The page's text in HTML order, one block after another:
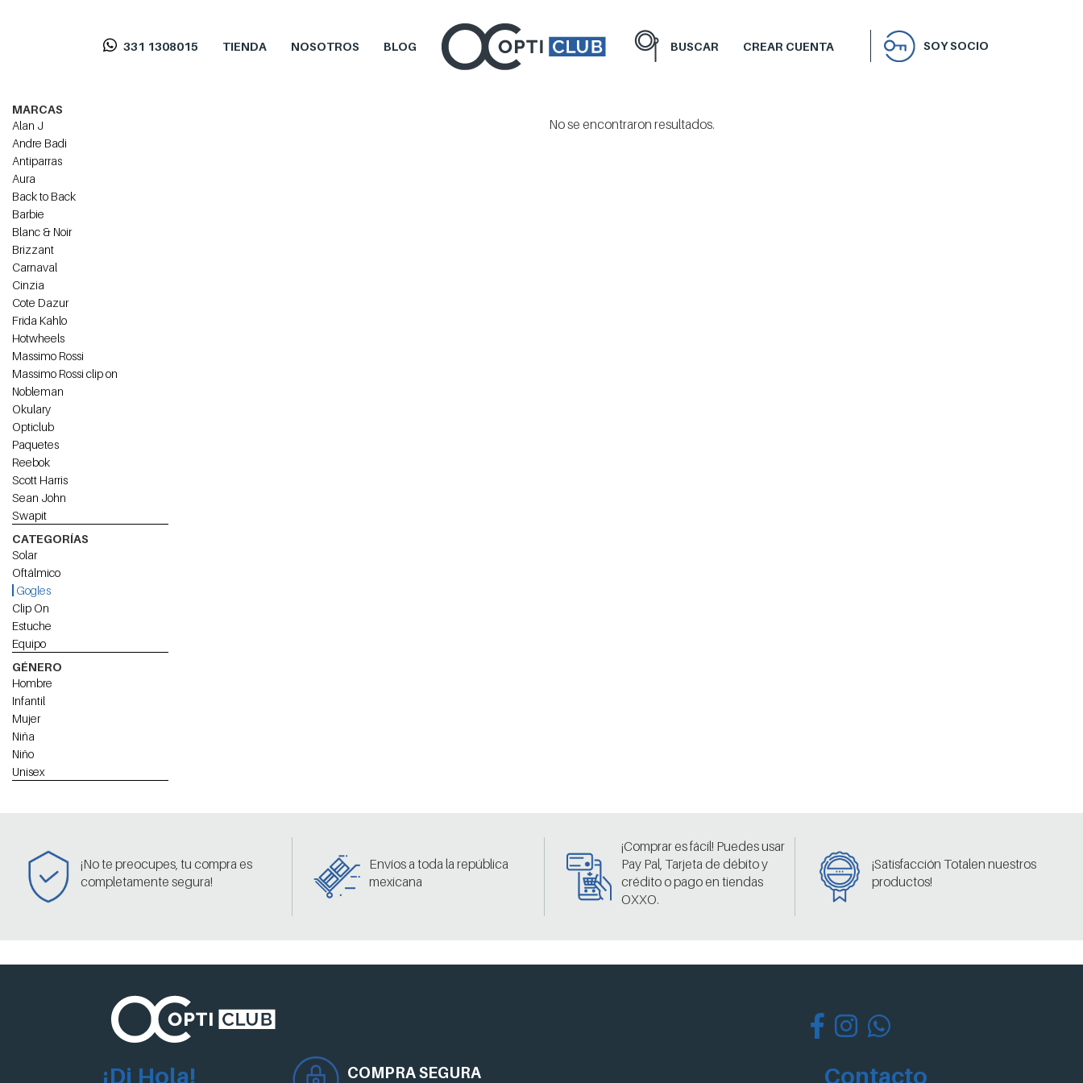
331 1308015 TIENDA NOSOTROS BLOG BUSCAR CREAR CUENTA SOY SOCIO
MARCAS
Alan J
Andre Badi
Antiparras
Aura
Back to Back
Barbie
Blanc & Noir
Brizzant
Carnaval
Cinzia
Cote Dazur
Frida Kahlo
Hotwheels
Massimo Rossi
Massimo Rossi clip on
Nobleman
Okulary
Opticlub
Paquetes
Reebok
Scott Harris
Sean John
Swapit
CATEGORÍAS
Solar
Oftálmico
Gogles
Clip On
Estuche
Equipo
GÉNERO
Hombre
Infantil
Mujer
Niña
Niño
Unisex
No se encontraron resultados.
¡No te preocupes, tu compra es
completamente segura!
Envíos a toda la república
mexicana
¡Comprar es fácil! Puedes usar
Pay Pal, Tarjeta de débito y
crédito o pago en tiendas
OXXO.
¡Satisfacción Totalen nuestros
productos!
¡Di Hola! COMPRASEGURA Contacto